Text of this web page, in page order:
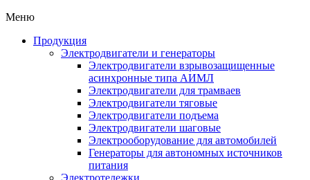
Меню
Продукция
Электродвигатели и генераторы
Электродвигатели взрывозащищенные
асинхронные типа АИМЛ
Электродвигатели для трамваев
Электродвигатели тяговые
Электродвигатели подъема
Электродвигатели шаговые
Электрооборудование для автомобилей
Генераторы для автономных источников
питания
Электротележки